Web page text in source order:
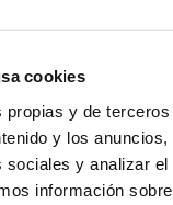
cookies
y de terceros
y los anuncios,
y analizar el
información
a